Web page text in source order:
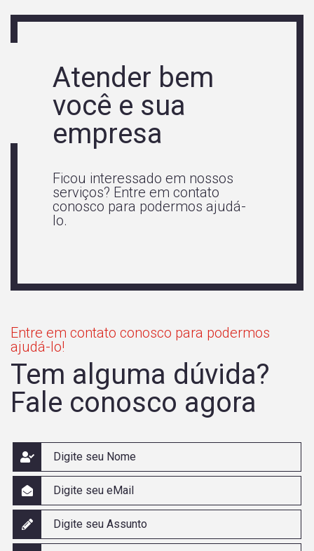
Atender bem
você e sua
empresa
Ficou interessado em nossos
serviços? Entre em contato
conosco para podermos ajudá-
lo.
Entre em contato conosco para podermos
ajudá-lo!
Tem alguma dúvida?
Fale conosco agora